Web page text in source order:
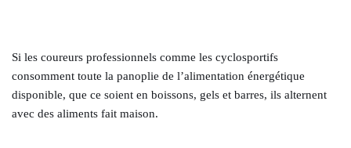
Si les coureurs professionnels comme les cyclosportifs
consomment toute la panoplie de l’alimentation énergétique
disponible, que ce soient en boissons, gels et barres, ils alternent
avec des aliments fait maison.